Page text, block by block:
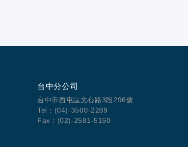
台中分公司
台中市西屯區文心路3段296號
Tel：(04)-3500-2289
Fax：(02)-2581-5150